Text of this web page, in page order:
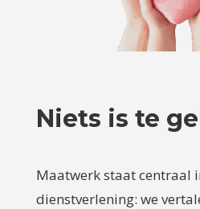
Niets is te
Maatwerk staat centraal
dienstverlening: we